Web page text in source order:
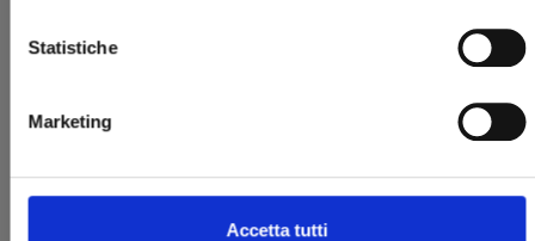
Statistiche
Marketing
Accetta tutti